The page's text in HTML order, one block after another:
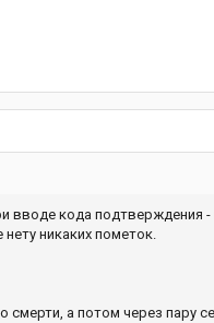
вводе кода подтверждения
никаких пометок.
смерти, а потом через пару